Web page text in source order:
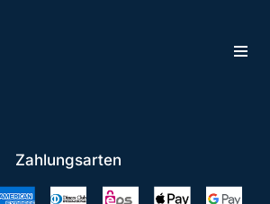
Zahlungsarten